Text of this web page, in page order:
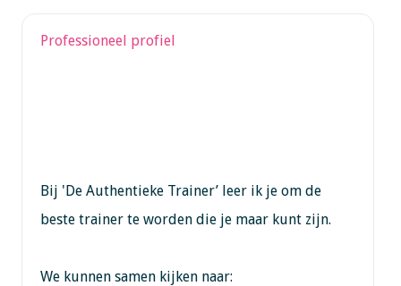
Professioneel profiel
Bij 'De Authentieke Trainer’ leer ik je om de
beste trainer te worden die je maar kunt zijn.
We kunnen samen kijken naar: